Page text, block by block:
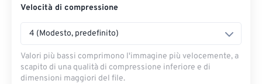
Velocità di compressione
4 (Modesto, predefinito)
Valori più bassi comprimono l'immagine più velocemente, a
scapito di una qualità di compressione inferiore e di
dimensioni maggiori del file.